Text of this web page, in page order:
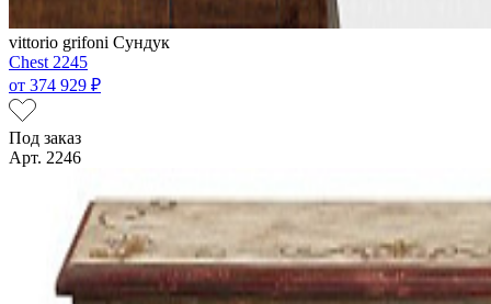
vittorio grifoni Сундук
Chest 2245
от 374 929 ₽
Под заказ
Арт. 2246